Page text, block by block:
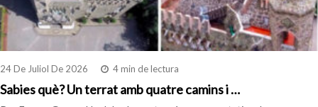
24 De Juliol De 2026 4 min de lectura
Sabies què? Un terrat amb quatre camins i …